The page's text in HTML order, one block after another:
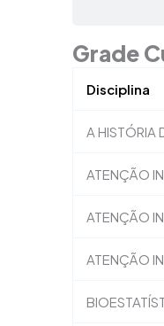
Grade
Disciplina
A HISTÓRIA
ATENÇÃO
ATENÇÃO
ATENÇÃO